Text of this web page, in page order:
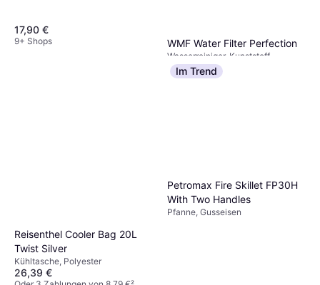
17,90 €
9+ Shops WMF Water Filter Perfection
Wasserreiniger, Kunststoff
13,94 €
9+ Shops
Reisenthel Cooler Bag 20L
Twist Silver
Kühltasche, Polyester
26,39 €
Im Trend
Petromax Fire Skillet FP30H
With Two Handles
Pfanne, Gusseisen